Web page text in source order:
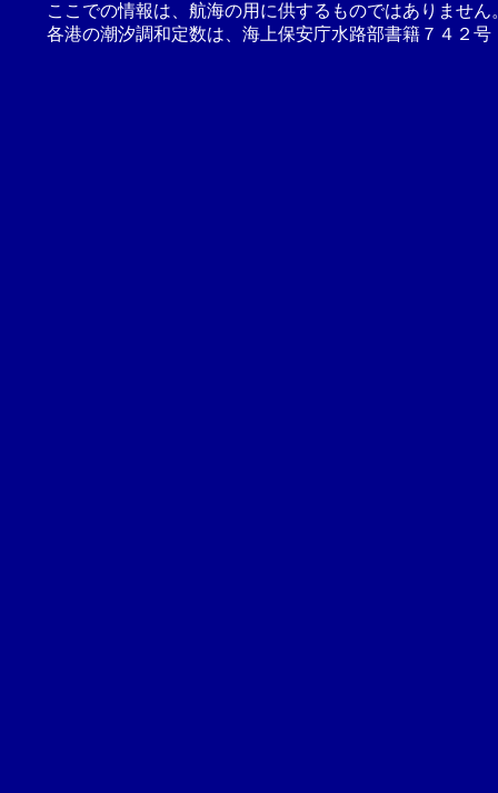
ここでの情報は、航海の用に供するものではありませ
各港の潮汐調和定数は、海上保安庁水路部書籍７４２